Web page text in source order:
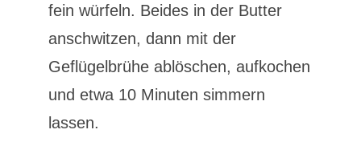
fein würfeln. Beides in der Butter
anschwitzen, dann mit der
Geflügelbrühe ablöschen, aufkochen
und etwa 10 Minuten simmern
lassen.